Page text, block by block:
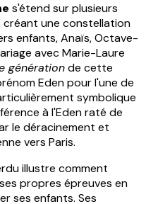
s'étend sur plusieurs
créant une constellation
enfants, Anaïs, Octave-
avec Marie-Laure
générationde cette
Eden pour l'une de
symbolique
à l'Eden raté de
le déracinement et
vers Paris.
illustre comment
propres épreuves en
ses enfants. Ses